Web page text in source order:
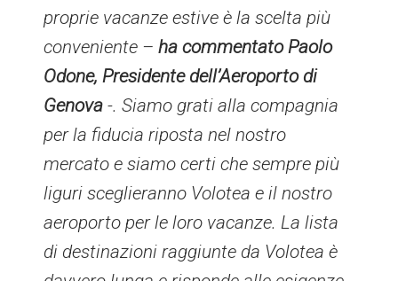
proprie vacanze estive è la scelta più
conveniente –ha commentato Paolo
Odone, Presidente dell’Aeroporto di
Genova -. Siamo grati alla compagnia
per la fiducia riposta nel nostro
mercato e siamo certi che sempre più
liguri sceglieranno Volotea e il nostro
aeroporto per le loro vacanze. La lista
di destinazioni raggiunte da Volotea è